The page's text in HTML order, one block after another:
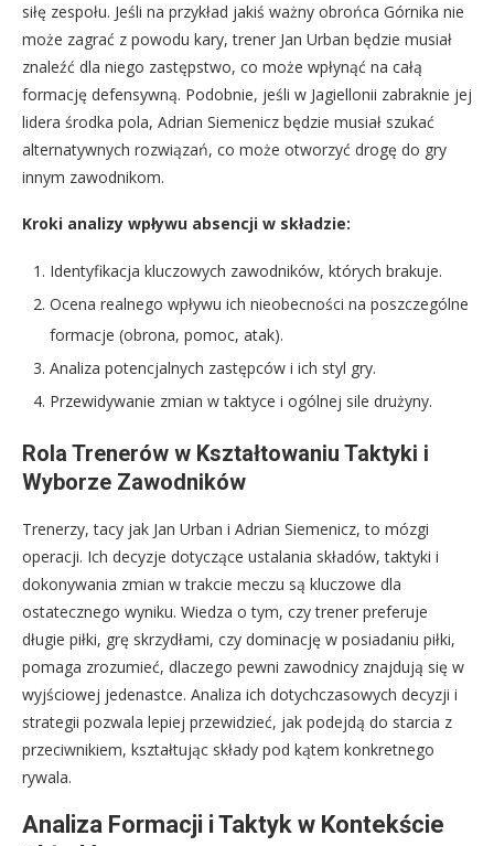
siłę zespołu. Jeśli na przykład jakiś ważny obrońca Górnika nie
może zagrać z powodu kary, trener Jan Urban będzie musiał
znaleźć dla niego zastępstwo, co może wpłynąć na całą
formację defensywną. Podobnie, jeśli w Jagiellonii zabraknie jej
lidera środka pola, Adrian Siemenicz będzie musiał szukać
alternatywnych rozwiązań, co może otworzyć drogę do gry
innym zawodnikom.
Kroki analizy wpływu absencji w składzie:
Identyfikacja kluczowych zawodników, których brakuje.
Ocena realnego wpływu ich nieobecności na poszczególne
formacje (obrona, pomoc, atak).
Analiza potencjalnych zastępców i ich styl gry.
Przewidywanie zmian w taktyce i ogólnej sile drużyny.
Rola Trenerów w Kształtowaniu Taktyki i
Wyborze Zawodników
Trenerzy, tacy jak Jan Urban i Adrian Siemenicz, to mózgi
operacji. Ich decyzje dotyczące ustalania składów, taktyki i
dokonywania zmian w trakcie meczu są kluczowe dla
ostatecznego wyniku. Wiedza o tym, czy trener preferuje
długie piłki, grę skrzydłami, czy dominację w posiadaniu piłki,
pomaga zrozumieć, dlaczego pewni zawodnicy znajdują się w
wyjściowej jedenastce. Analiza ich dotychczasowych decyzji i
strategii pozwala lepiej przewidzieć, jak podejdą do starcia z
przeciwnikiem, kształtując składy pod kątem konkretnego
rywala.
Analiza Formacji i Taktyk w Kontekście